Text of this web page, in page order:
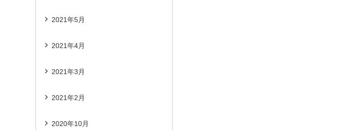
2021年5月
2021年4月
2021年3月
2021年2月
2020年10月